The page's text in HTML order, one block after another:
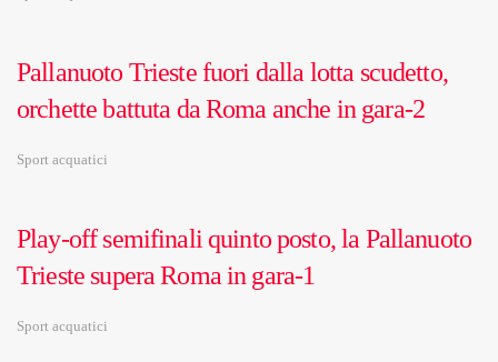
Pallanuoto Trieste fuori dalla lotta scudetto,
orchette battuta da Roma anche in gara-2
Sport acquatici
Play-off semifinali quinto posto, la Pallanuoto
Trieste supera Roma in gara-1
Sport acquatici